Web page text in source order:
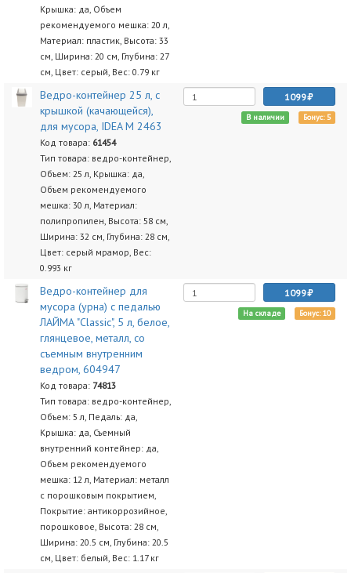
Крышка: да, Объем
рекомендуемого мешка: 20 л,
Материал: пластик, Высота: 33
см, Ширина: 20 см, Глубина: 27
см, Цвет: серый, Вес: 0.79 кг
Ведро-контейнер 25 л, с
крышкой (качающейся),
для мусора, IDEA М 2463
Код товара: 61454
Тип товара: ведро-контейнер,
Объем: 25 л, Крышка: да,
Объем рекомендуемого
мешка: 30 л, Материал:
полипропилен, Высота: 58 см,
Ширина: 32 см, Глубина: 28 см,
Цвет: серый мрамор, Вес:
0.993 кг
1099
В наличии Бонус: 5
Ведро-контейнер для
мусора (урна) с педалью
ЛАЙМА "Classic", 5 л, белое,
глянцевое, металл, со
съемным внутренним
ведром, 604947
Код товара: 74813
Тип товара: ведро-контейнер,
Объем: 5 л, Педаль: да,
Крышка: да, Съемный
внутренний контейнер: да,
Объем рекомендуемого
мешка: 12 л, Материал: металл
с порошковым покрытием,
Покрытие: антикоррозийное,
порошковое, Высота: 28 см,
Ширина: 20.5 см, Глубина: 20.5
см, Цвет: белый, Вес: 1.17 кг
1099
На складе Бонус: 10